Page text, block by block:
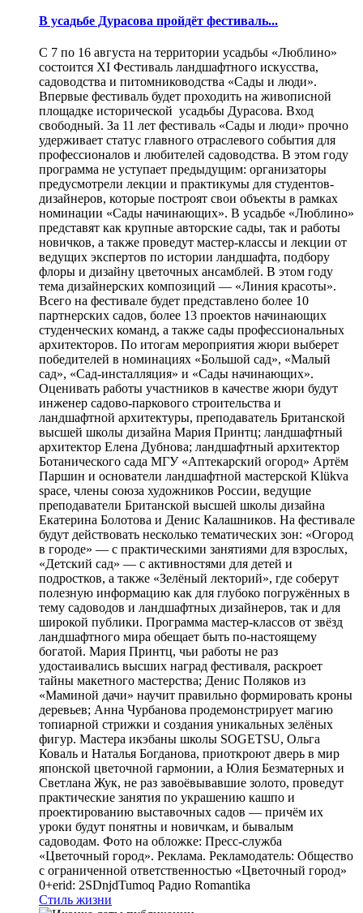
В усадьбе Дурасова пройдёт фестиваль...
С 7 по 16 августа на территории усадьбы «Люблино»
состоится XI Фестиваль ландшафтного искусства,
садоводства и питомниководства «Сады и люди».
Впервые фестиваль будет проходить на живописной
площадке исторической усадьбы Дурасова. Вход
свободный. За 11 лет фестиваль «Сады и люди» прочно
удерживает статус главного отраслевого события для
профессионалов и любителей садоводства. В этом году
программа не уступает предыдущим: организаторы
предусмотрели лекции и практикумы для студентов-
дизайнеров, которые построят свои объекты в рамках
номинации «Сады начинающих». В усадьбе «Люблино»
представят как крупные авторские сады, так и работы
новичков, а также проведут мастер-классы и лекции от
ведущих экспертов по истории ландшафта, подбору
флоры и дизайну цветочных ансамблей. В этом году
тема дизайнерских композиций — «Линия красоты».
Всего на фестивале будет представлено более 10
партнерских садов, более 13 проектов начинающих
студенческих команд, а также сады профессиональных
архитекторов. По итогам мероприятия жюри выберет
победителей в номинациях «Большой сад», «Малый
сад», «Сад-инсталляция» и «Сады начинающих».
Оценивать работы участников в качестве жюри будут
инженер садово-паркового строительства и
ландшафтной архитектуры, преподаватель Британской
высшей школы дизайна Мария Принтц; ландшафтный
архитектор Елена Дубнова; ландшафтный архитектор
Ботанического сада МГУ «Аптекарский огород» Артём
Паршин и основатели ландшафтной мастерской Klükva
space, члены союза художников России, ведущие
преподаватели Британской высшей школы дизайна
Екатерина Болотова и Денис Калашников. На фестивале
будут действовать несколько тематических зон: «Огород
в городе» — с практическими занятиями для взрослых,
«Детский сад» — с активностями для детей и
подростков, а также «Зелёный лекторий», где соберут
полезную информацию как для глубоко погружённых в
тему садоводов и ландшафтных дизайнеров, так и для
широкой публики. Программа мастер-классов от звёзд
ландшафтного мира обещает быть по-настоящему
богатой. Мария Принтц, чьи работы не раз
удостаивались высших наград фестиваля, раскроет
тайны макетного мастерства; Денис Поляков из
«Маминой дачи» научит правильно формировать кроны
деревьев; Анна Чурбанова продемонстрирует магию
топиарной стрижки и создания уникальных зелёных
фигур. Мастера икэбаны школы SOGETSU, Ольга
Коваль и Наталья Богданова, приоткроют дверь в мир
японской цветочной гармонии, а Юлия Безматерных и
Светлана Жук, не раз завоёвывавшие золото, проведут
практические занятия по украшению кашпо и
проектированию выставочных садов — причём их
уроки будут понятны и новичкам, и бывалым
садоводам. Фото на обложке: Пресс-служба
«Цветочный город». Реклама. Рекламодатель: Общество
с ограниченной ответственностью «Цветочный город»
0+erid: 2SDnjdTumoq Радио Romantika
Стиль жизни